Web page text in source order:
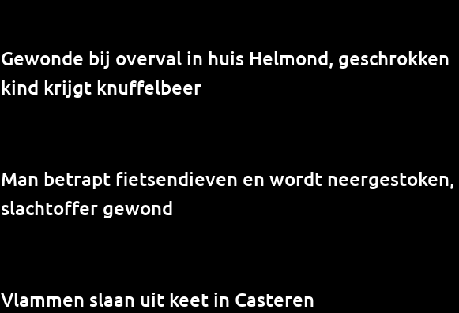
Gewonde bij overval in huis Helmond, geschrokken
kind krijgt knuffelbeer
Man betrapt fietsendieven en wordt neergestoken,
slachtoffer gewond
Vlammen slaan uit keet in Casteren